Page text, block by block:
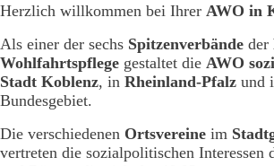
Herzlich willkommen bei Ihrer AWO in
Als einer der sechs Spitzenverbände der
Wohlfahrtspflege gestaltet die AWO
Stadt Koblenz, in Rheinland-Pfalz und
Bundesgebiet.
Die verschiedenen Ortsvereine im
vertreten die sozialpolitischen Interessen